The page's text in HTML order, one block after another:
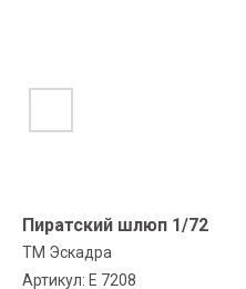
Пиратский шлюп 1/72
ТМ Эскадра
Артикул: E 7208